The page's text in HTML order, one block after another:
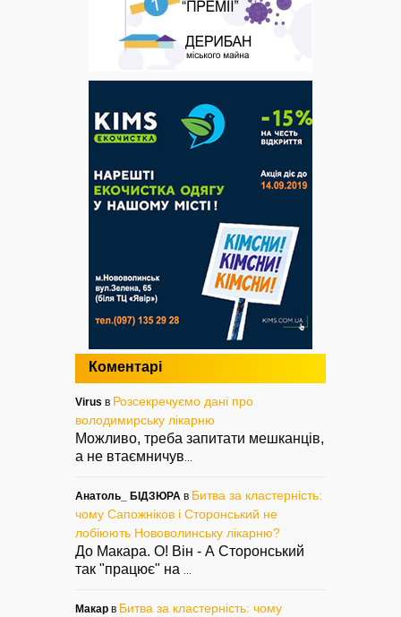
Коментарі
Virus в Розсекречуємо дані про
володимирську лікарню
Можливо, треба запитати мешканців,
а не втаємничув
Анатоль_ БІДЗЮРА в Битва за кластерність:
чому Сапожніков і Сторонський не
лобіюють Нововолинську лікарню?
До Макара. О! Він - А Сторонський
так "працює" на
Макар в Битва за кластерність: чому